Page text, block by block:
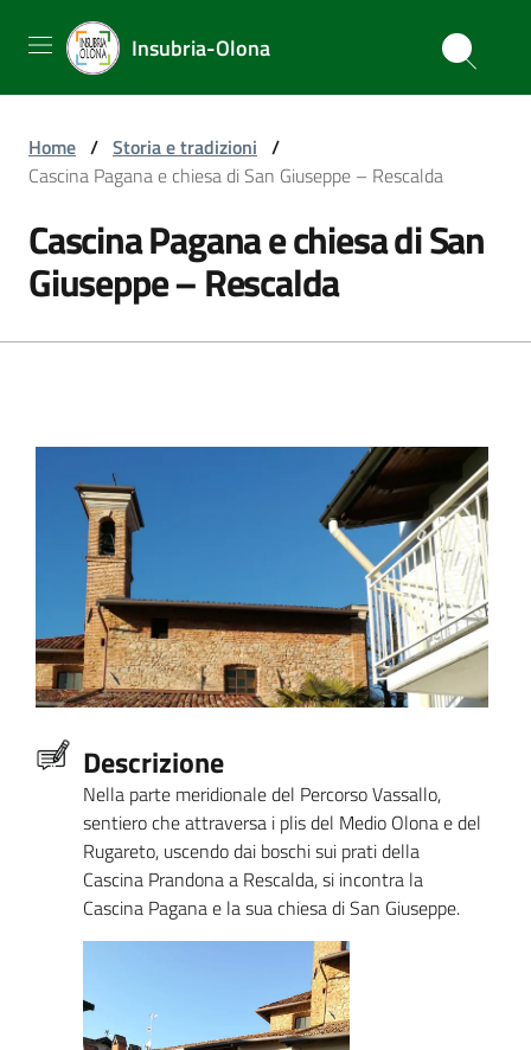
Insubria-Olona
Home / Storia e tradizioni /
Cascina Pagana e chiesa di San Giuseppe – Rescalda
Cascina Pagana e chiesa di San
Giuseppe – Rescalda
Descrizione
Nella parte meridionale del Percorso Vassallo,
sentiero che attraversa i plis del Medio Olona e del
Rugareto, uscendo dai boschi sui prati della
Cascina Prandona a Rescalda, si incontra la
Cascina Pagana e la sua chiesa di San Giuseppe.